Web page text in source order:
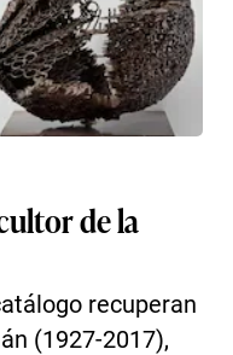
de la
recuperan
(1927-2017),